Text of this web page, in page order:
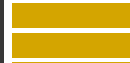
Schrijf je in voor onze nieuwsbrief en
de laatste Lexence nieuwtjes.